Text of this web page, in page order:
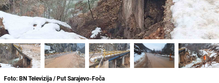
Foto: BN Televizija / Put Sarajevo-Foča